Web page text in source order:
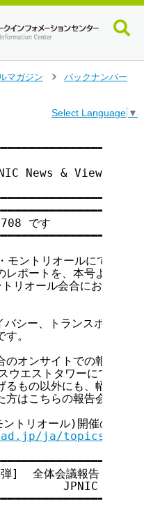
マガジン
バックナンバー
Select Language ▼
News & Views
です
モントリオールにて第
レポートを、本号より連
リオール会合における全
シー、トランスポートに
。
のオンサイトでの報告会
ウエストタワーにて
るもの以外にも、幅広い
方はこちらの報告会にも
リオール)開催のご案内
ja/topics/2019/
]  全体会議報告
JPNIC インター